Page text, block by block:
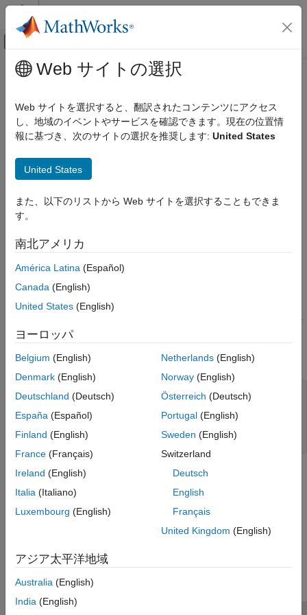
コンテンツへスキップ
オフキャンバス ナビゲーション メ
ドキュメンテーションのホーム
データのインポートと解析
データのインポートとエクスポート
HDF4 ファイル
matlab.io.hdf4.sd.findAttr
構文
参考
メインコンテンツ
matlab.io.hdf4.sd.findAttr
名前空間:matlab.io.hdf4.sd
構文
idx = findAttr(objID,attrname)
説明
性のインデックスを返します。
イス識別子、データセット識別子、次元識別子のいずれかです。
に相当し
ます。
例
import matlab.io.hdf4.*
sdID = sd.start(
'sd.hdf'
idx = sd.findAttr(sdID,
'creation_date');
参考
この情報は役に立ちましたか？
Web サイトの選択
Web サイトを選択すると、翻訳されたコンテンツにアクセス
し、地域のイベントやサービスを確認できます。現在の位置情
報に基づき、次のサイトの選択を推奨します: United States
United States
また、以下のリストから Web サイトを選択することもできま
す。
南北アメリカ
América Latina (Español)
Canada (English)
United States (English)
ヨーロッパ
Belgium (English)
Denmark (English)
Deutschland (Deutsch)
España (Español)
Finland (English)
France (Français)
Ireland (English)
Italia (Italiano)
Luxembourg (English)
Netherlands(English)
Norway(English)
Österreich (Deutsch)
Portugal(English)
Sweden (English)
Switzerland
Deutsch
English
Français
United Kingdom (English)
アジア太平洋地域
Australia (English)
India (English)